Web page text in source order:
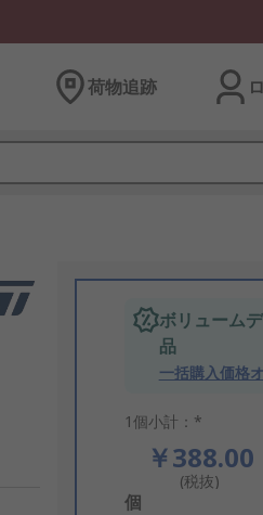
荷物追跡
ボリューム
品
一括購入価格
1個小計：*
￥388.00
(税抜)
Add
個